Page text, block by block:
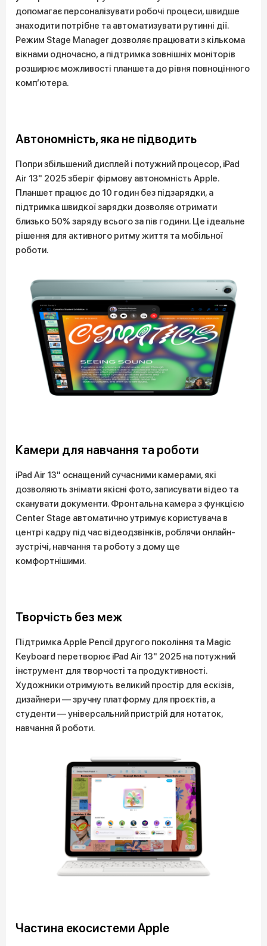
допомагає персоналізувати робочі процеси, швидше
знаходити потрібне та автоматизувати рутинні дії.
Режим Stage Manager дозволяє працювати з кількома
вікнами одночасно, а підтримка зовнішніх моніторів
розширює можливості планшета до рівня повноцінного
комп’ютера.
Автономність, яка не підводить
Попри збільшений дисплей і потужний процесор, iPad
Air 13" 2025 зберіг фірмову автономність Apple.
Планшет працює до 10 годин без підзарядки, а
підтримка швидкої зарядки дозволяє отримати
близько 50% заряду всього за пів години. Це ідеальне
рішення для активного ритму життя та мобільної
роботи.
Камери для навчання та роботи
iPad Air 13" оснащений сучасними камерами, які
дозволяють знімати якісні фото, записувати відео та
сканувати документи. Фронтальна камера з функцією
Center Stage автоматично утримує користувача в
центрі кадру під час відеодзвінків, роблячи онлайн-
зустрічі, навчання та роботу з дому ще
комфортнішими.
Творчість без меж
Підтримка Apple Pencil другого покоління та Magic
Keyboard перетворює iPad Air 13" 2025 на потужний
інструмент для творчості та продуктивності.
Художники отримують великий простір для ескізів,
дизайнери — зручну платформу для проєктів, а
студенти — універсальний пристрій для нотаток,
навчання й роботи.
Частина екосистеми Apple